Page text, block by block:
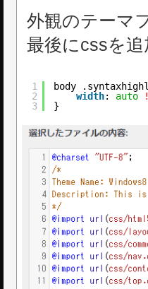
外観のテーマ
最後にcssを追
1
2
3
body
width: auto
}